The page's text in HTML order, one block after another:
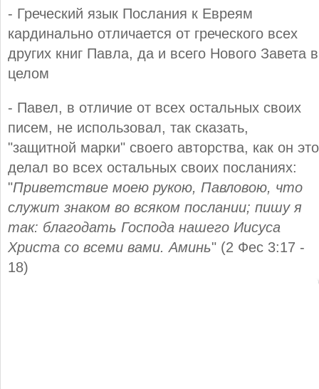
- Греческий язык Послания к Евреям
кардинально отличается от греческого всех
других книг Павла, да и всего Нового Завета в
целом
- Павел, в отличие от всех остальных своих
писем, не использовал, так сказать,
"защитной марки" своего авторства, как он это
делал во всех остальных своих посланиях:
"Приветствие моею рукою, Павловою, что
служит знаком во всяком послании; пишу я
так: благодать Господа нашего Иисуса
Христа со всеми вами. Аминь" (2 Фес 3:17 -
18)